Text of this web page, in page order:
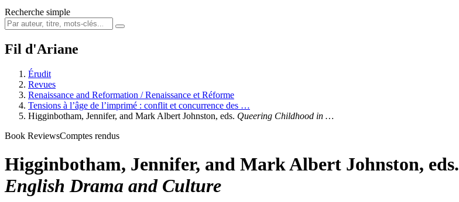
Recherche simple
Fil d'Ariane
Érudit
Revues
Renaissance and Reformation / Renaissance et Réforme
Tensions à l’âge de l’imprimé : conflit et concurrence des …
Higginbotham, Jennifer, and Mark Albert Johnston, eds. Queering Childhood in …
Book ReviewsComptes rendus
Higginbotham, Jennifer, and Mark Albert Johnston, eds.
English Drama and Culture